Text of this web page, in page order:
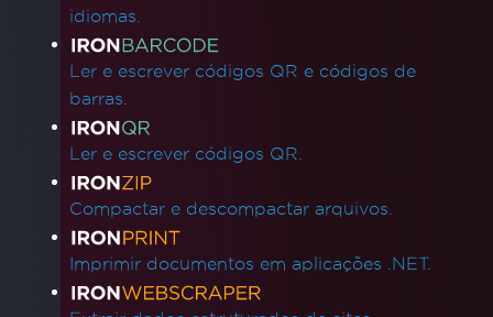
idiomas.
Ler e escrever códigos QR e códigos de
barras.
Ler e escrever códigos QR.
Compactar e descompactar arquivos.
Imprimir documentos em aplicações .NET.